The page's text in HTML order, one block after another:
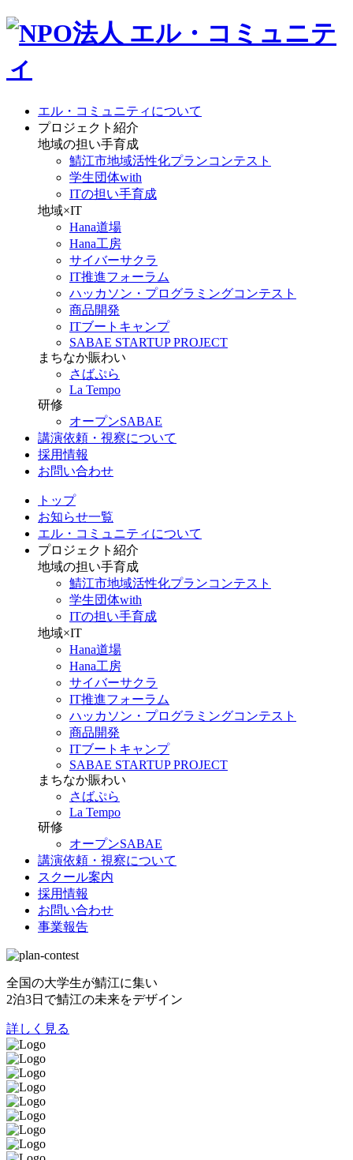
エル・コミュニティについて
プロジェクト紹介
地域の担い手育成
鯖江市地域活性化プランコンテスト
学生団体with
ITの担い手育成
地域×IT
Hana道場
Hana工房
サイバーサクラ
IT推進フォーラム
ハッカソン・プログラミングコンテスト
商品開発
ITブートキャンプ
SABAE STARTUP PROJECT
まちなか賑わい
さばぷら
La Tempo
研修
オープンSABAE
講演依頼・視察について
採用情報
お問い合わせ
トップ
お知らせ一覧
エル・コミュニティについて
プロジェクト紹介
地域の担い手育成
鯖江市地域活性化プランコンテスト
学生団体with
ITの担い手育成
地域×IT
Hana道場
Hana工房
サイバーサクラ
IT推進フォーラム
ハッカソン・プログラミングコンテスト
商品開発
ITブートキャンプ
SABAE STARTUP PROJECT
まちなか賑わい
さばぷら
La Tempo
研修
オープンSABAE
講演依頼・視察について
スクール案内
採用情報
お問い合わせ
事業報告
全国の大学生が鯖江に集い
2泊3日で鯖江の未来をデザイン
詳しく見る